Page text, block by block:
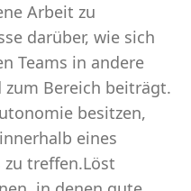
Arbeit zu
darüber, wie sich
Teams in andere
Bereich beiträgt.
besitzen,
eines
treffen.Löst